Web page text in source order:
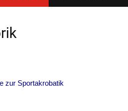
zur Sportakrobatik